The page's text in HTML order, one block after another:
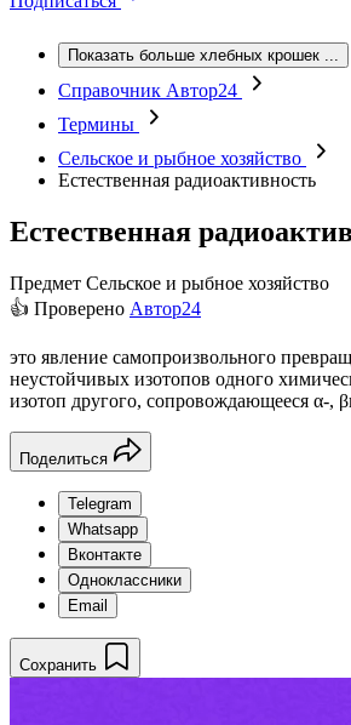
Показать больше хлебных крошек ...
Справочник Автор24
Термины
Сельское и рыбное хозяйство
Естественная радиоактивность
Естественная
Предмет Сельское и рыбное хозяйство
👍 Проверено Автор24
это явление самопроизвольного
неустойчивых изотопов одного
изотоп другого, сопровождающееся α-,
Поделиться
Telegram
Whatsapp
Вконтакте
Одноклассники
Email
Сохранить